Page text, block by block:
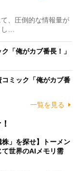
、圧倒的な情報量が
し…
「俺がカブ番長！」
ミック「俺がカブ番
一覧を見る
株」を探せ】トーメン
世界のAIメモリ需